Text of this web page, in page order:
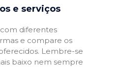
e serviços
diferentes
e compare os
Lembre-se
baixo nem sempre